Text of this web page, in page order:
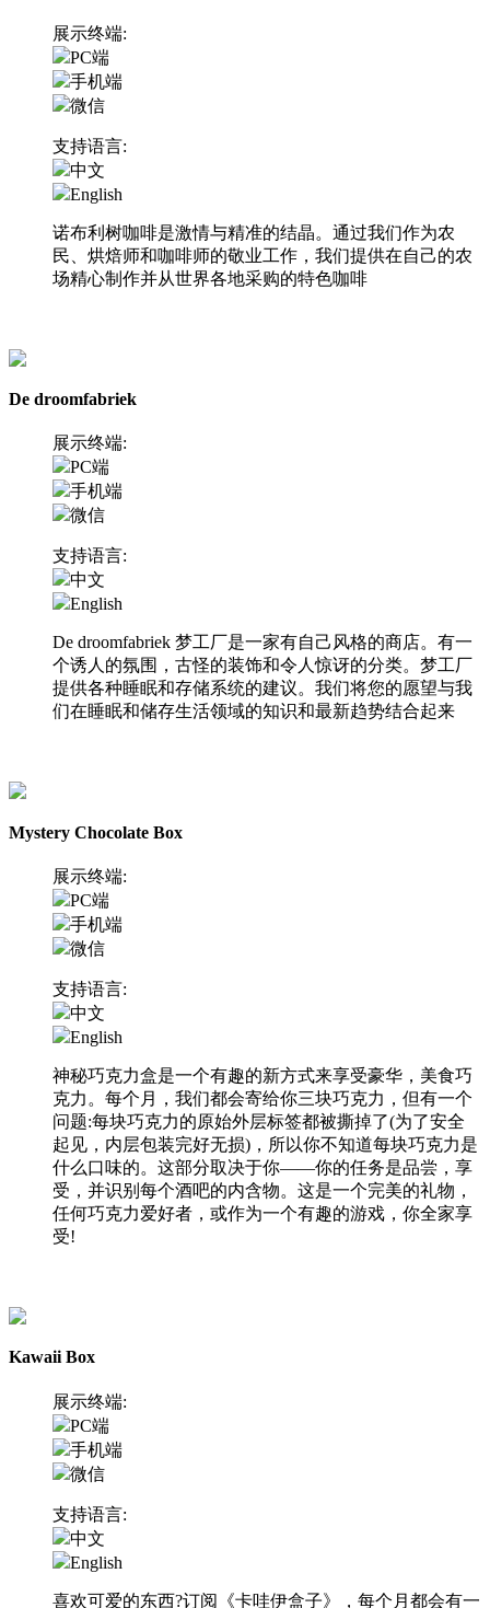
展示终端:
PC端
手机端
微信
支持语言:
中文
English
诺布利树咖啡是激情与精准的结晶。通过我们作为农
民、烘焙师和咖啡师的敬业工作，我们提供在自己的农
场精心制作并从世界各地采购的特色咖啡
De droomfabriek
展示终端:
PC端
手机端
微信
支持语言:
中文
English
De droomfabriek 梦工厂是一家有自己风格的商店。有一
个诱人的氛围，古怪的装饰和令人惊讶的分类。梦工厂
提供各种睡眠和存储系统的建议。我们将您的愿望与我
们在睡眠和储存生活领域的知识和最新趋势结合起来
Mystery Chocolate Box
展示终端:
PC端
手机端
微信
支持语言:
中文
English
神秘巧克力盒是一个有趣的新方式来享受豪华，美食巧
克力。每个月，我们都会寄给你三块巧克力，但有一个
问题:每块巧克力的原始外层标签都被撕掉了(为了安全
起见，内层包装完好无损)，所以你不知道每块巧克力是
什么口味的。这部分取决于你——你的任务是品尝，享
受，并识别每个酒吧的内含物。这是一个完美的礼物，
任何巧克力爱好者，或作为一个有趣的游戏，你全家享
受!
Kawaii Box
展示终端:
PC端
手机端
微信
支持语言:
中文
English
喜欢可爱的东西?订阅《卡哇伊盒子》，每个月都会有一